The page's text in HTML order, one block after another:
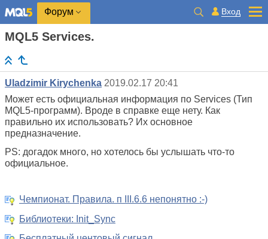
Форум Вход
MQL5 Services.
Uladzimir Kirychenka 2019.02.17 20:41
Может есть официальная информация по Services (Тип
MQL5-программ). Вроде в справке еще нету. Как
правильно их использовать? Их основное
предназначение.
PS: догадок много, но хотелось бы услышать что-то
официальное.
Чемпионат. Правила. п III.6.6 непонятно :-)
Библиотеки: Init_Sync